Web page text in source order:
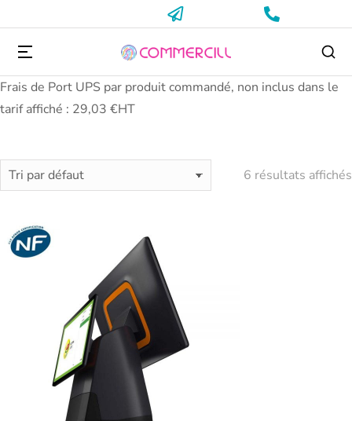
Frais de Port UPS par produit commandé, non inclus dans le
tarif affiché : 29,03 €HT
6 résultats affichés